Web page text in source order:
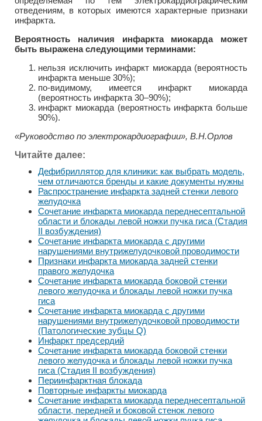
отведениям, в которых имеются характерные признаки
инфаркта.
Вероятность наличия инфаркта миокарда может
быть выражена следующими терминами:
нельзя исключить инфаркт миокарда (вероятность
инфаркта меньше 30%);
по-видимому, имеется инфаркт миокарда
(вероятность инфаркта 30–90%);
инфаркт миокарда (вероятность инфаркта больше
90%).
«Руководство по электрокардиографии», В.Н.Орлов
Читайте далее:
Дефибриллятор для клиники: как выбрать модель,
чем отличаются бренды и какие документы нужны
Распространение инфаркта задней стенки левого
желудочка
Сочетание инфаркта миокарда переднесептальной
области и блокады левой ножки пучка гиса (Стадия
II возбуждения)
Сочетание инфаркта миокарда с другими
нарушениями внутрижелудочковой проводимости
Признаки инфаркта миокарда задней стенки
правого желудочка
Сочетание инфаркта миокарда боковой стенки
левого желудочка и блокады левой ножки пучка
гиса
Сочетание инфаркта миокарда с другими
нарушениями внутрижелудочковой проводимости
(Патологические зубцы Q)
Инфаркт предсердий
Сочетание инфаркта миокарда боковой стенки
левого желудочка и блокады левой ножки пучка
гиса (Стадия II возбуждения)
Периинфарктная блокада
Повторные инфаркты миокарда
Сочетание инфаркта миокарда переднесептальной
области, передней и боковой стенок левого